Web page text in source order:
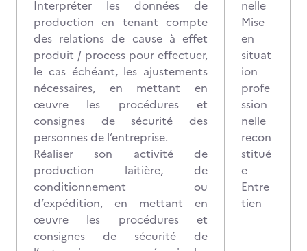
Interpréter les données de
production en tenant compte
des relations de cause à effet
produit / process pour effectuer,
le cas échéant, les ajustements
nécessaires, en mettant en
œuvre les procédures et
consignes de sécurité des
personnes de l’entreprise.
Réaliser son activité de
production laitière, de
conditionnement ou
d’expédition, en mettant en
œuvre les procédures et
consignes de sécurité de
nelle
Mise
en
situat
ion
profe
ssion
nelle
recon
stitué
e
Entre
tien